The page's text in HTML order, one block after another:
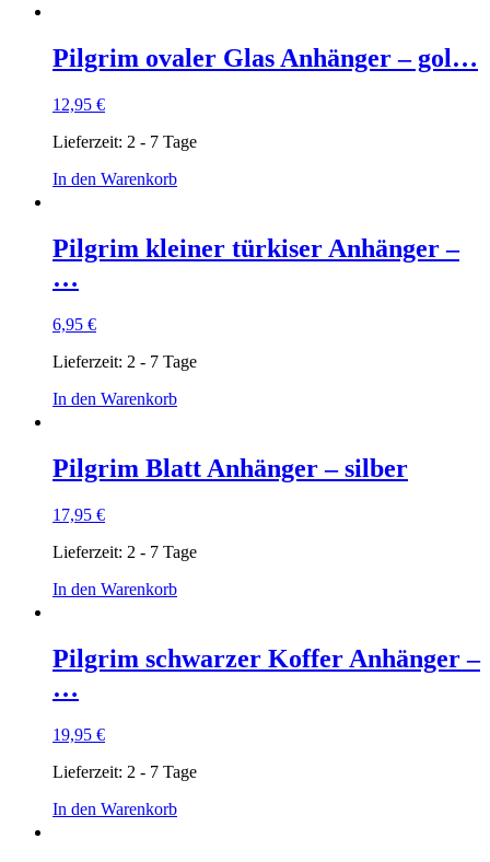
Pilgrim ovaler Glas Anhänger – gol…
12,95 €
Lieferzeit: 2 - 7 Tage
In den Warenkorb
Pilgrim kleiner türkiser Anhänger –
…
6,95 €
Lieferzeit: 2 - 7 Tage
In den Warenkorb
Pilgrim Blatt Anhänger – silber
17,95 €
Lieferzeit: 2 - 7 Tage
In den Warenkorb
Pilgrim schwarzer Koffer Anhänger –
…
19,95 €
Lieferzeit: 2 - 7 Tage
In den Warenkorb